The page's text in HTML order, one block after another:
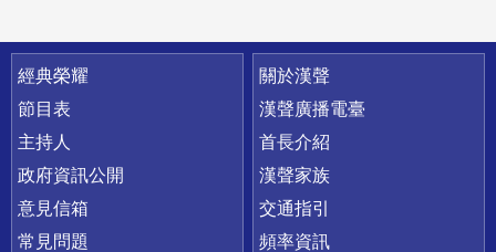
快速連結
經典榮耀
節目表
主持人
政府資訊公開
意見信箱
常見問題
關於漢聲
漢聲廣播電臺
首長介紹
漢聲家族
交通指引
頻率資訊